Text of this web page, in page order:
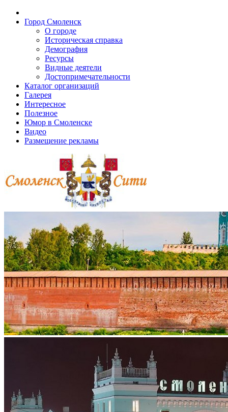
Город Смоленск
О городе
Историческая справка
Демография
Ресурсы
Видные деятели
Достопримечательности
Каталог организаций
Галерея
Интересное
Полезное
Юмор в Смоленске
Видео
Размещение рекламы